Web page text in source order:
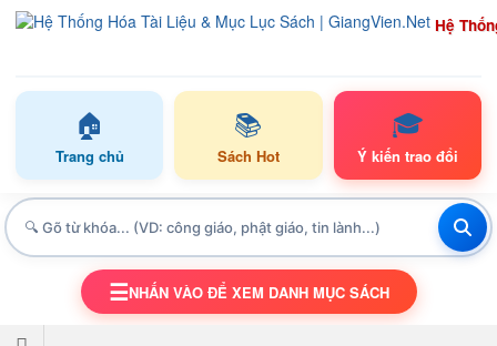
Hệ
🏠
Trang chủ
📚
Sách Hot
🎓
Ý kiến trao đổi
TOGGLE NAVIGATION
☰NHẤN VÀO ĐỂ XEM DANH MỤC SÁCH